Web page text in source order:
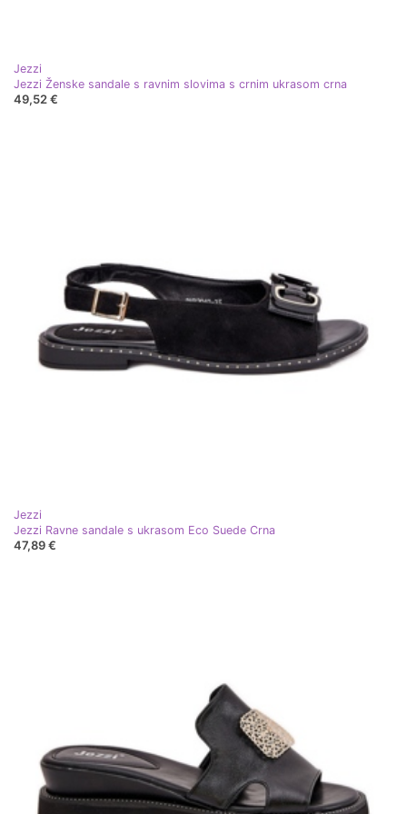
Jezzi
Jezzi Ženske sandale s ravnim slovima s crnim ukrasom crna
49,52 €
Jezzi
Jezzi Ravne sandale s ukrasom Eco Suede Crna
47,89 €